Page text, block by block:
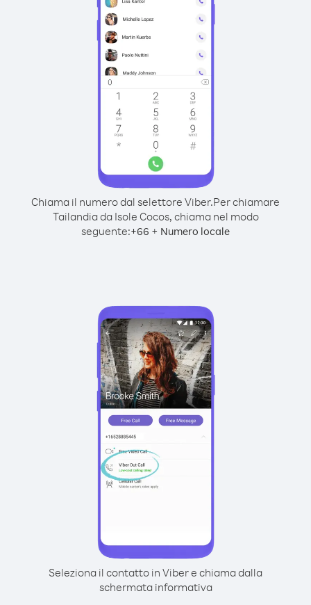
Chiama il numero dal selettore Viber.Per chiamare
Tailandia da Isole Cocos, chiama nel modo
seguente:+66 + Numero locale
Seleziona il contatto in Viber e chiama dalla
schermata informativa